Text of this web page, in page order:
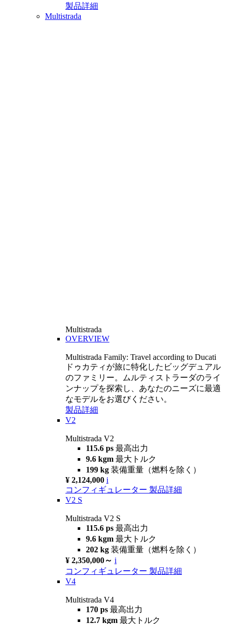
製品詳細
Multistrada
Multistrada
OVERVIEW
Multistrada Family: Travel according to Ducati
ドゥカティが旅に特化したビッグデュアル
のファミリー。ムルティストラーダのライ
ンナップを探索し、あなたのニーズに最適
なモデルをお選びください。
製品詳細
V2
Multistrada V2
115.6 ps 最高出力
9.6 kgm 最大トルク
199 kg 装備重量（燃料を除く）
¥ 2,124,000 i
コンフィギュレーター 製品詳細
V2 S
Multistrada V2 S
115.6 ps 最高出力
9.6 kgm 最大トルク
202 kg 装備重量（燃料を除く）
¥ 2,350,000～ i
コンフィギュレーター 製品詳細
V4
Multistrada V4
170 ps 最高出力
12.7 kgm 最大トルク